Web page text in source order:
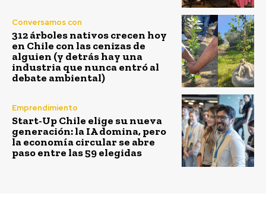
Conversamos con
312 árboles nativos crecen hoy
en Chile con las cenizas de
alguien (y detrás hay una
industria que nunca entró al
debate ambiental)
Emprendimiento
Start-Up Chile elige su nueva
generación: la IA domina, pero
la economía circular se abre
paso entre las 59 elegidas